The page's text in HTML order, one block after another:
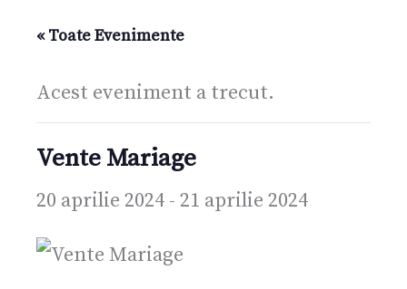
« Toate Evenimente
Acest eveniment a trecut.
Vente Mariage
20 aprilie 2024 - 21 aprilie 2024